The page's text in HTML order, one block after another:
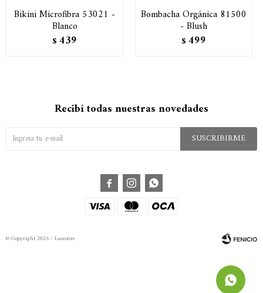
Bikini Microfibra 53021 -
Blanco
$ 439
Bombacha Orgánica 81500
- Blush
$ 499
Recibí todas nuestras novedades
SUSCRIBIRME
  
© Copyright 2026 / Lumiére